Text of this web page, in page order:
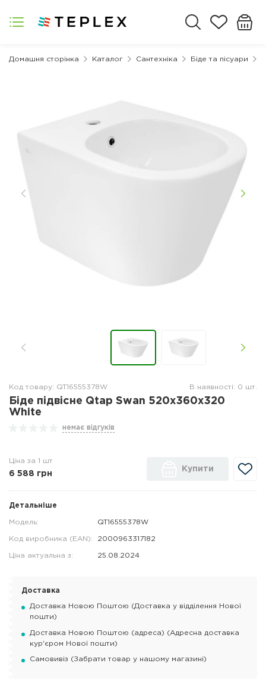
Домашня сторінка Каталог Сантехніка Біде та пісуари
Код товару: QT16555378W В наявності: 0 шт.
Біде підвісне Qtap Swan 520х360х320
White
немає відгуків
Ціна за 1 шт
6 588 грн
Купити
Детальніше
Модель: QT16555378W
Код виробника (EAN): 2000963317182
Ціна актуальна з: 25.08.2024
Доставка
Доставка Новою Поштою (Доставка у відділення Нової
пошти)
Доставка Новою Поштою (адреса) (Адресна доставка
кур'єром Нової пошти)
Самовивіз (Забрати товар у нашому магазині)